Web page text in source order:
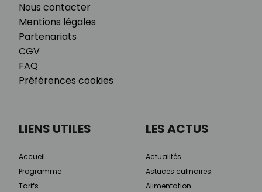
Nous contacter
Mentions légales
Partenariats
CGV
FAQ
Préférences cookies
LIENS UTILES
Accueil
Programme
Tarifs
LES ACTUS
Actualités
Astuces culinaires
Alimentation